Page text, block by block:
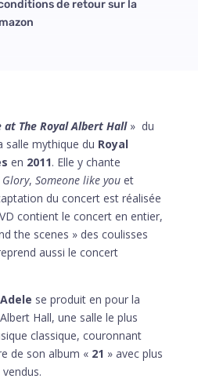
de retour sur la
at The Royal Albert Hall» du
salle mythique du Royal
en 2011. Elle y chante
, Someone like youet
du concert est réalisée
contient le concert en entier,
the scenes » des coulisses
aussi le concert
Adele se produit en pour la
Hall, une salle le plus
classique, couronnant
de son album « 21 » avec plus